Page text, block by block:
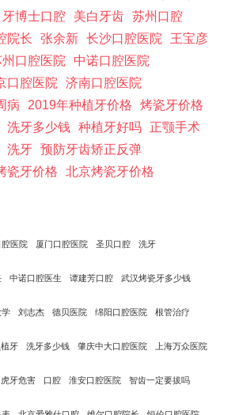
牙博士口腔 美白牙齿
苏州口腔
院长 张余新 长沙口腔医院
王宝彦
州口腔医院
中诺口腔医院
口腔医院
济南口腔医院
病 2019年种植牙价格
烤瓷牙价格
洗牙多少钱 种植牙好吗
正颚手术
洗牙
预防牙齿矫正反弹
瓷牙价格 北京烤瓷牙价格
医院 厦门口腔医院 圣贝口腔 洗牙
中诺口腔医生 谭建芳口腔 武汉烤瓷牙多少钱
学 刘志杰 德贝医院 绵阳口腔医院 根管治疗
牙 洗牙多少钱 肇庆中大口腔医院 上海万众医院
虎牙危害 口腔 淮安口腔医院 智齿一定要拔吗